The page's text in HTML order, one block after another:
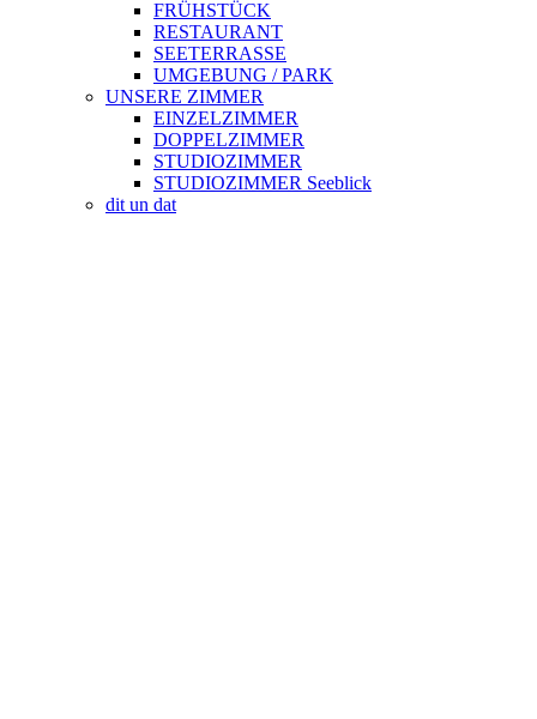
FRÜHSTÜCK
RESTAURANT
SEETERRASSE
UMGEBUNG / PARK
UNSERE ZIMMER
EINZELZIMMER
DOPPELZIMMER
STUDIOZIMMER
STUDIOZIMMER Seeblick
dit un dat